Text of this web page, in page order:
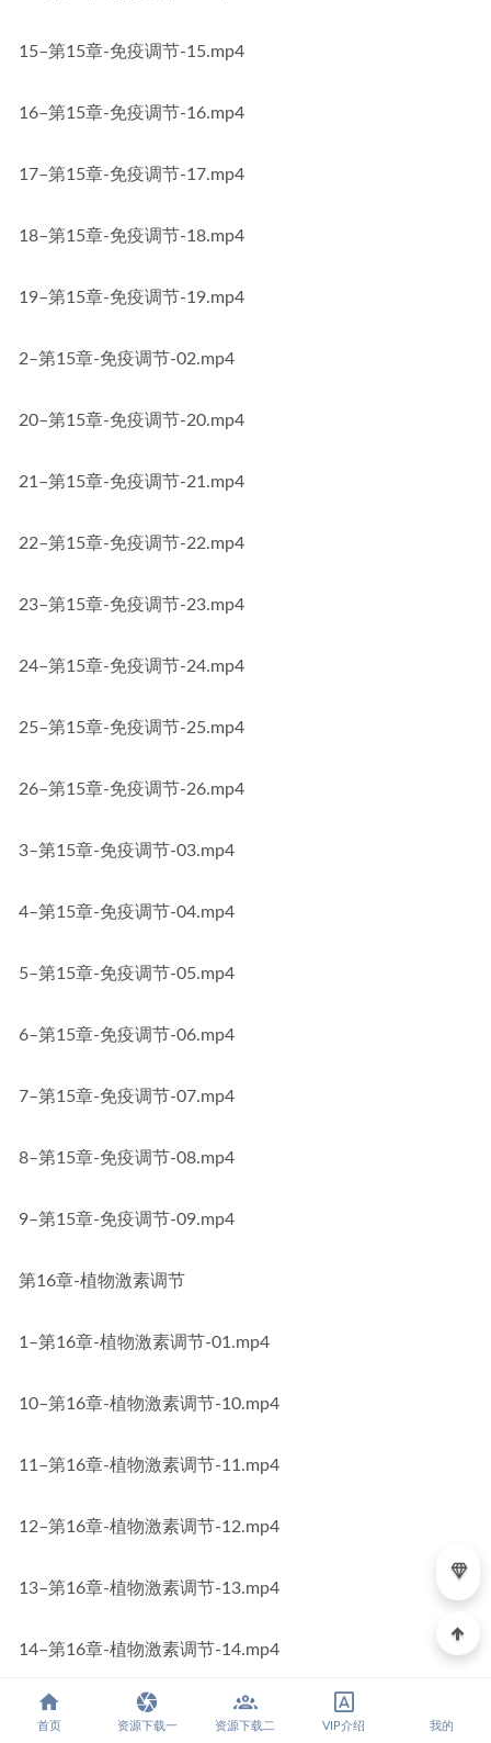
15–第15章-免疫调节-15.mp4
16–第15章-免疫调节-16.mp4
17–第15章-免疫调节-17.mp4
18–第15章-免疫调节-18.mp4
19–第15章-免疫调节-19.mp4
2–第15章-免疫调节-02.mp4
20–第15章-免疫调节-20.mp4
21–第15章-免疫调节-21.mp4
22–第15章-免疫调节-22.mp4
23–第15章-免疫调节-23.mp4
24–第15章-免疫调节-24.mp4
25–第15章-免疫调节-25.mp4
26–第15章-免疫调节-26.mp4
3–第15章-免疫调节-03.mp4
4–第15章-免疫调节-04.mp4
5–第15章-免疫调节-05.mp4
6–第15章-免疫调节-06.mp4
7–第15章-免疫调节-07.mp4
8–第15章-免疫调节-08.mp4
9–第15章-免疫调节-09.mp4
第16章-植物激素调节
1–第16章-植物激素调节-01.mp4
10–第16章-植物激素调节-10.mp4
11–第16章-植物激素调节-11.mp4
12–第16章-植物激素调节-12.mp4
13–第16章-植物激素调节-13.mp4
14–第16章-植物激素调节-14.mp4
15–第16章-植物激素调节-15.mp4
首页 资源下载一 资源下载二 VIP介绍 我的